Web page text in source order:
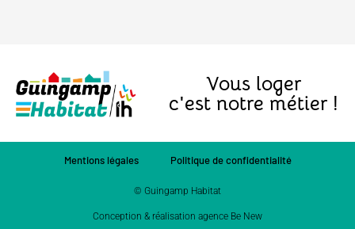
Vous loger
c'est notre métier !
Mentions légales Politique de confidentialité
© Guingamp Habitat
Conception & réalisation agence Be New